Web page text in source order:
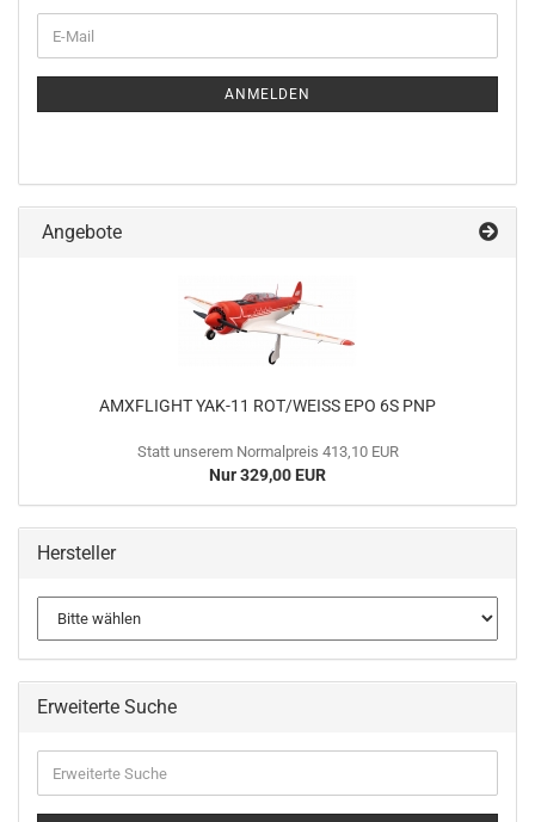
ZUR
E-
Mail
ANMELDEN
Angebote
AMXFLIGHT YAK-11 ROT/WEISS EPO 6S PNP
Statt unserem Normalpreis 413,10 EUR
Nur 329,00 EUR
Hersteller
Erweiterte Suche
Suche